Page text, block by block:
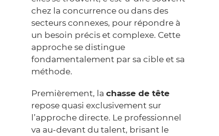
chez la concurrence ou dans des
secteurs connexes, pour répondre à
un besoin précis et complexe. Cette
approche se distingue
fondamentalement par sa cible et sa
méthode.
Premièrement, la chasse de tête
repose quasi exclusivement sur
l’approche directe. Le professionnel
va au-devant du talent, brisant le